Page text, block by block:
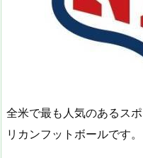
全米で最も人気のあるス
リカンフットボールです。